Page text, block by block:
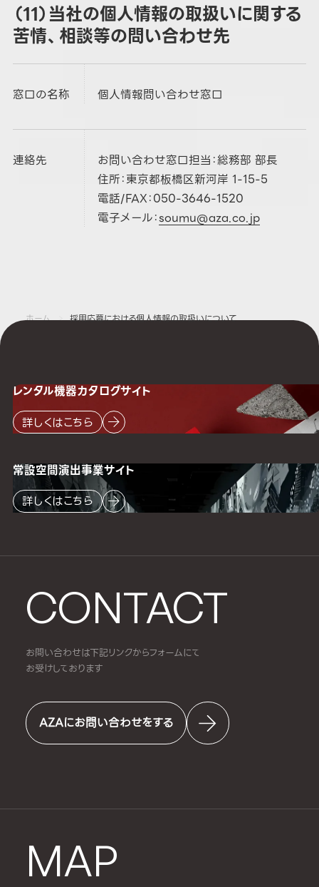
ホーム 採用応募における個人情報の取扱いについて
（11）当社の個人情報の取扱いに関する
苦情、相談等の問い合わせ先
窓口の名称 個人情報問い合わせ窓口
連絡先
お問い合わせ窓口担当：総務部 部長
住所：東京都板橋区新河岸 1-15-5
電話/FAX：050-3646-1520
電子メール：soumu@aza.co.jp
CONTACT
お問い合わせは下記リンクからフォームにて
お受けしております
AZAにお問い合わせをする
MAP
レンタル機器カタログサイト
詳しくはこちら
常設空間演出事業サイト
詳しくはこちら